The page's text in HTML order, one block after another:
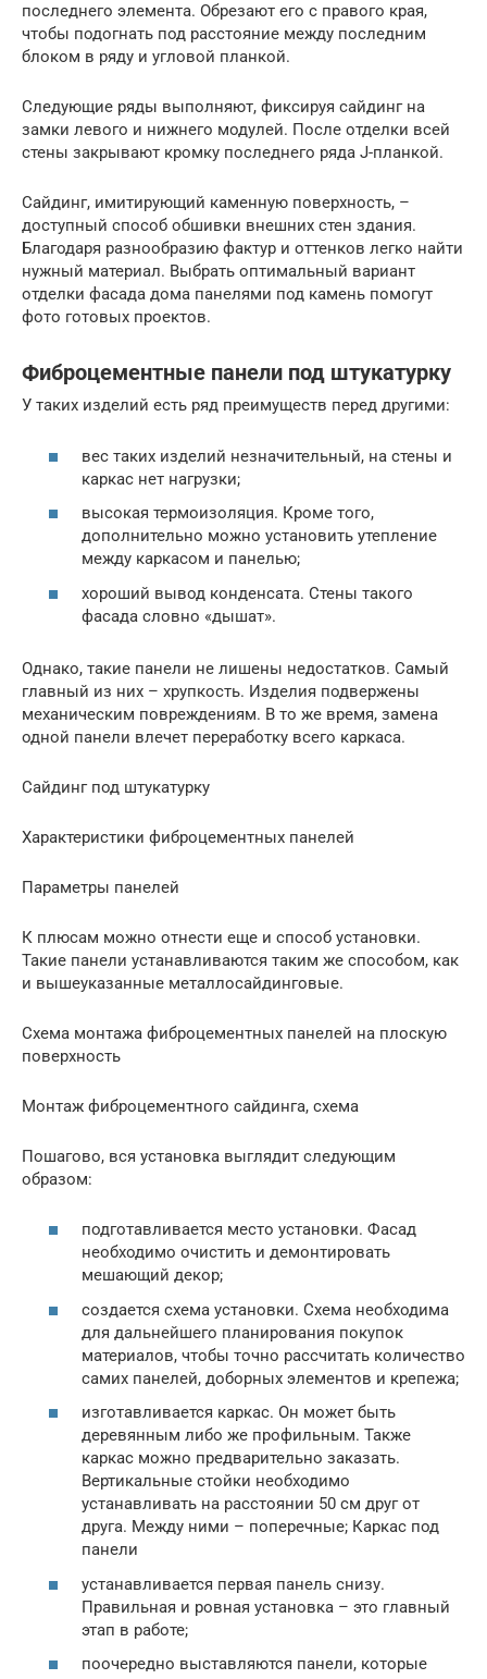
последнего элемента. Обрезают его с правого края,
чтобы подогнать под расстояние между последним
блоком в ряду и угловой планкой.
Следующие ряды выполняют, фиксируя сайдинг на
замки левого и нижнего модулей. После отделки всей
стены закрывают кромку последнего ряда J-планкой.
Сайдинг, имитирующий каменную поверхность, –
доступный способ обшивки внешних стен здания.
Благодаря разнообразию фактур и оттенков легко найти
нужный материал. Выбрать оптимальный вариант
отделки фасада дома панелями под камень помогут
фото готовых проектов.
Фиброцементные панели под штукатурку
У таких изделий есть ряд преимуществ перед другими:
вес таких изделий незначительный, на стены и
каркас нет нагрузки;
высокая термоизоляция. Кроме того,
дополнительно можно установить утепление
между каркасом и панелью;
хороший вывод конденсата. Стены такого
фасада словно «дышат».
Однако, такие панели не лишены недостатков. Самый
главный из них – хрупкость. Изделия подвержены
механическим повреждениям. В то же время, замена
одной панели влечет переработку всего каркаса.
Сайдинг под штукатурку
Характеристики фиброцементных панелей
Параметры панелей
К плюсам можно отнести еще и способ установки.
Такие панели устанавливаются таким же способом, как
и вышеуказанные металлосайдинговые.
Схема монтажа фиброцементных панелей на плоскую
поверхность
Монтаж фиброцементного сайдинга, схема
Пошагово, вся установка выглядит следующим
образом:
подготавливается место установки. Фасад
необходимо очистить и демонтировать
мешающий декор;
создается схема установки. Схема необходима
для дальнейшего планирования покупок
материалов, чтобы точно рассчитать количество
самих панелей, доборных элементов и крепежа;
изготавливается каркас. Он может быть
деревянным либо же профильным. Также
каркас можно предварительно заказать.
Вертикальные стойки необходимо
устанавливать на расстоянии 50 см друг от
друга. Между ними – поперечные; Каркас под
панели
устанавливается первая панель снизу.
Правильная и ровная установка – это главный
этап в работе;
поочередно выставляются панели, которые